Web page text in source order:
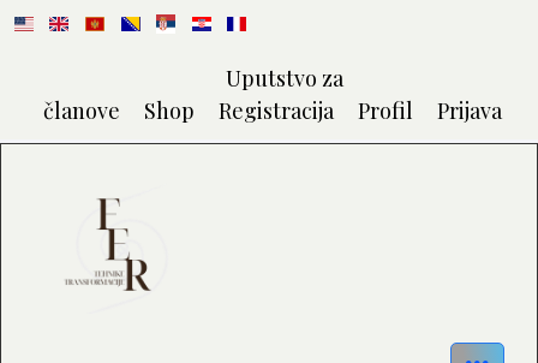
Uputstvo za
članove
Shop Registracija Profil Prijava